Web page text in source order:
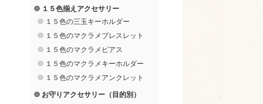
１５色揃えアクセサリー
１５色の三玉キーホルダー
１５色のマクラメブレスレット
１５色のマクラメピアス
１５色のマクラメキーホルダー
１５色のマクラメアンクレット
お守りアクセサリー（目的別）